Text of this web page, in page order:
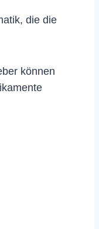
die die
können